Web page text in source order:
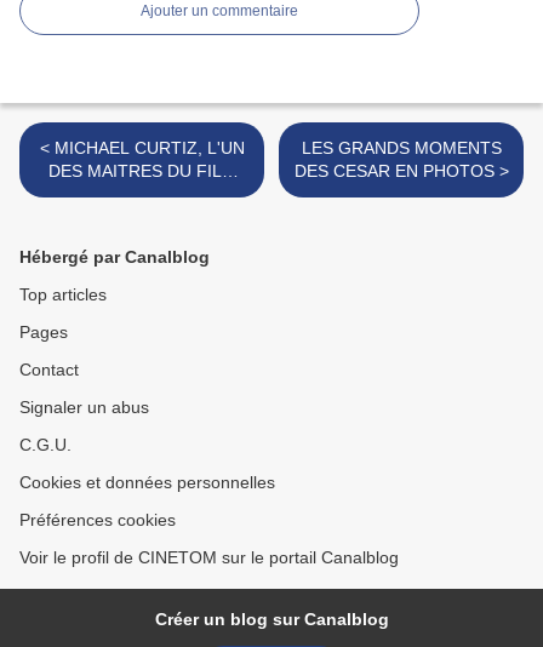
Ajouter un commentaire
< MICHAEL CURTIZ, L'UN
DES MAITRES DU FILM
D'ACTION
LES GRANDS MOMENTS
DES CESAR EN PHOTOS >
Hébergé par Canalblog
Top articles
Pages
Contact
Signaler un abus
C.G.U.
Cookies et données personnelles
Préférences cookies
Voir le profil de CINETOM sur le portail Canalblog
Créer un blog sur Canalblog